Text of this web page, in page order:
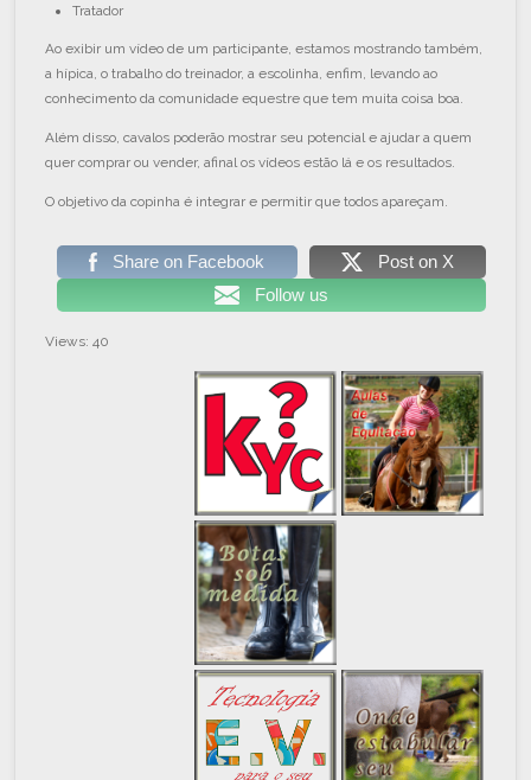
Tratador
Ao exibir um vídeo de um participante, estamos mostrando também,
a hípica, o trabalho do treinador, a escolinha, enfim, levando ao
conhecimento da comunidade equestre que tem muita coisa boa.
Além disso, cavalos poderão mostrar seu potencial e ajudar a quem
quer comprar ou vender, afinal os vídeos estão lá e os resultados.
O objetivo da copinha é integrar e permitir que todos apareçam.
Share on Facebook
Post on X
Follow us
Views: 40